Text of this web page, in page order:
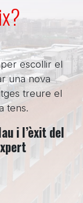
escollir el
una nova
treure el
tens.
i l’èxit del